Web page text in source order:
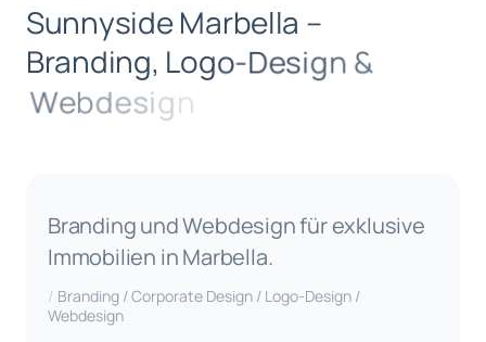
Sunnyside Marbella –
Branding, Logo-Design &
Webdesign
Branding und Webdesign für exklusive
Immobilien in Marbella.
Branding / Corporate Design / Logo-Design /
Webdesign